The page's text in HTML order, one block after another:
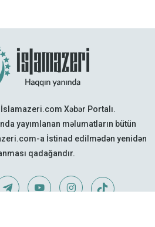
Xəbər Portalı.
yayımlanan məlumatların bütün
a İstinad edilmədən yenidən
qadağandır.